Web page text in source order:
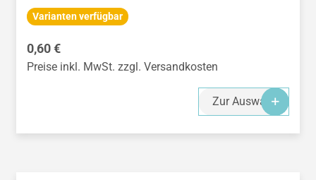
Varianten verfügbar
Regulärer Preis:
0,60 €
Preise inkl. MwSt. zzgl. Versandkosten
Zur Auswahl